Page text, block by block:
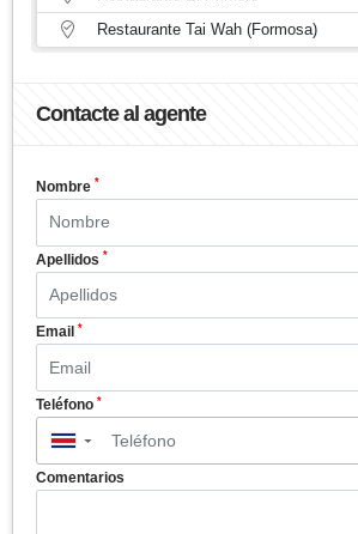
Restaurante Tai Wah (Formosa)
Contacte al agente
Nombre *
Apellidos *
Email *
Teléfono *
▼
Comentarios